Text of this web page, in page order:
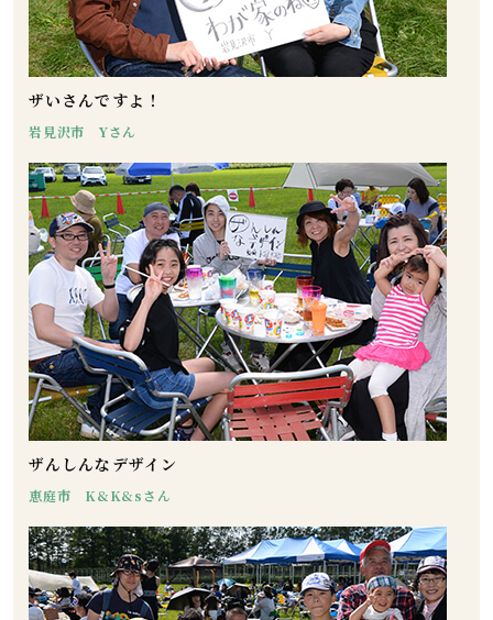
ザいさんですよ！
岩見沢市 Yさん
ザんしんなデザイン
恵庭市 K&K&sさん